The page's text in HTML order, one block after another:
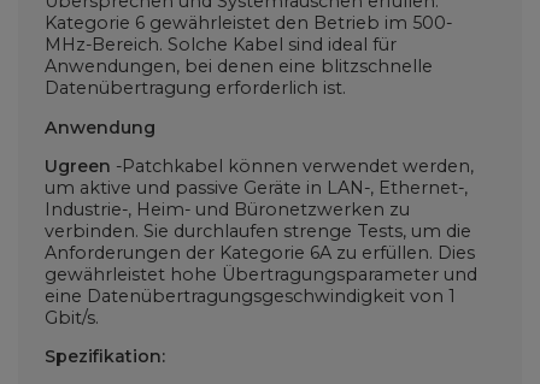
Kategorie 6 gewährleistet den Betrieb im 500-
MHz-Bereich. Solche Kabel sind ideal für
Anwendungen, bei denen eine blitzschnelle
Datenübertragung erforderlich ist.
Anwendung
Ugreen -Patchkabel können verwendet werden,
um aktive und passive Geräte in LAN-, Ethernet-,
Industrie-, Heim- und Büronetzwerken zu
verbinden. Sie durchlaufen strenge Tests, um die
Anforderungen der Kategorie 6A zu erfüllen. Dies
gewährleistet hohe Übertragungsparameter und
eine Datenübertragungsgeschwindigkeit von 1
Gbit/s.
Spezifikation: